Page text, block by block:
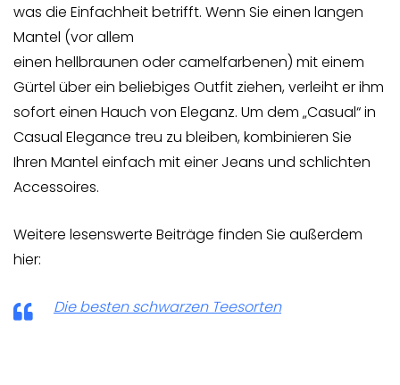
was die Einfachheit betrifft. Wenn Sie einen langen
Mantel (vor allem
einen hellbraunen oder camelfarbenen) mit einem
Gürtel über ein beliebiges Outfit ziehen, verleiht er ihm
sofort einen Hauch von Eleganz. Um dem „Casual“ in
Casual Elegance treu zu bleiben, kombinieren Sie
Ihren Mantel einfach mit einer Jeans und schlichten
Accessoires.
Weitere lesenswerte Beiträge finden Sie außerdem
hier:
Die besten schwarzen Teesorten